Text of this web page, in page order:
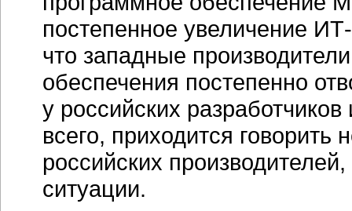
постепенное увеличение
что западные
обеспечения постепенно
у российских
всего, приходится говорить
российских
ситуации.